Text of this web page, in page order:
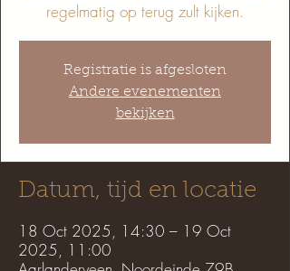
regelmatig op terug zult kijken.
Registratie is afgesloten
Andere evenementen
bekijken
Datum, tijd en locatie
18 Oct 2025, 14:30 – 19 Oct
2025, 11:00